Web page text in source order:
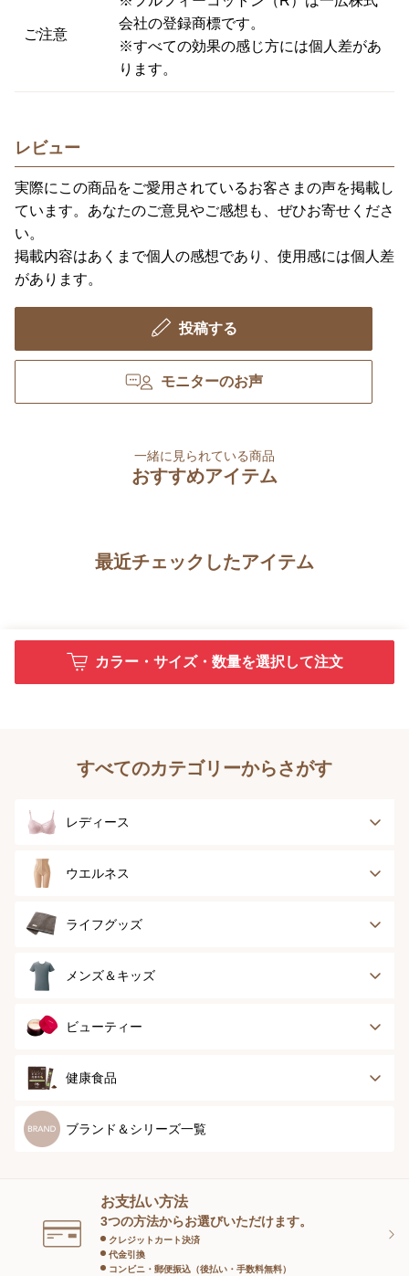
ご注意
会社の登録商標です。
※すべての効果の感じ方には個人差があ
ります。
レビュー
実際にこの商品をご愛用されているお客さまの声を掲載し
ています。あなたのご意見やご感想も、ぜひお寄せくださ
い。
掲載内容はあくまで個人の感想であり、使用感には個人差
があります。
投稿する
モニターのお声
一緒に見られている商品
おすすめアイテム
最近チェックしたアイテム
カラー・サイズ・数量を選択して注文
すべてのカテゴリーからさがす
レディース
ブラジャー
ボディースーツ
ランジェリー
イツ
ウエルネス
健康サポート
スポーツ
ライフグッズ
アウター
グッズ
メンズ＆キッズ
メンズトップ
メンズソックス
ビューティー
スキンケア
スペシャルケア
スキンケアグッズ
健康食品
健康食品
ブランド＆シリーズ一覧
お支払い方法
3つの方法からお選びいただけます。
クレジットカート決済
代金引換
コンビニ・郵便振込（後払い・手数料無料）